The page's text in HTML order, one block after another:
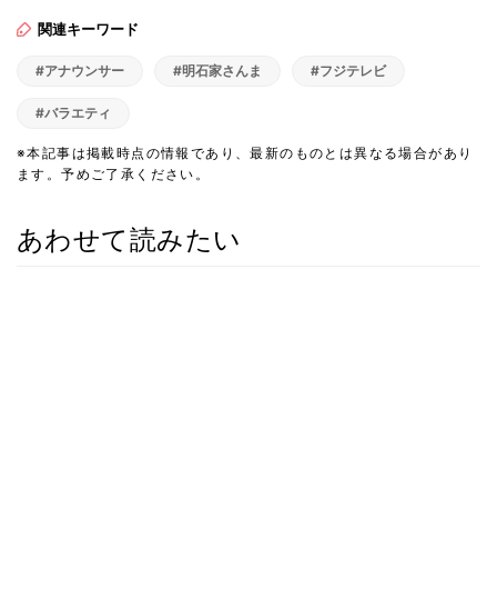
関連キーワード
#アナウンサー #明石家さんま #フジテレビ
#バラエティ
※本記事は掲載時点の情報であり、最新のものとは異なる場合があり
ます。予めご了承ください。
あわせて読みたい